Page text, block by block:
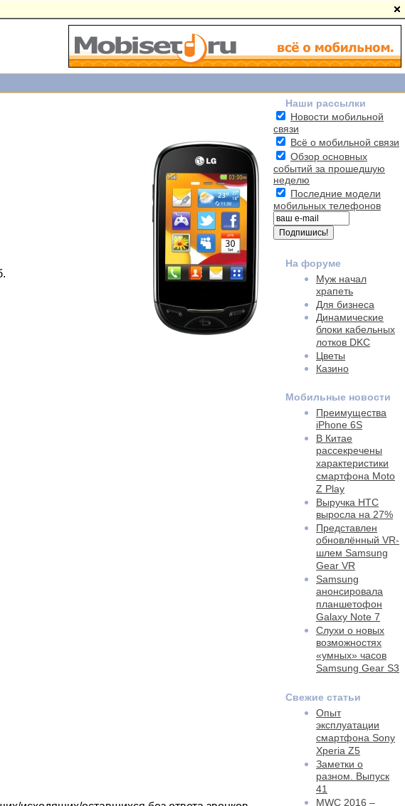
Наши рассылки
Новости мобильной
связи
Всё о мобильной связи
Обзор основных
событий за прошедшую
неделю
Последние модели
мобильных телефонов
На форуме
Муж начал
храпеть
Для бизнеса
Динамические
блоки кабельных
лотков DKC
Цветы
Казино
Мобильные новости
Преимущества
iPhone 6S
В Китае
рассекречены
характеристики
смартфона Moto
Z Play
Выручка HTC
выросла на 27%
Представлен
обновлённый VR-
шлем Samsung
Gear VR
Samsung
анонсировала
планшетофон
Galaxy Note 7
Слухи о новых
возможностях
«умных» часов
Samsung Gear S3
Свежие статьи
Опыт
эксплуатации
смартфона Sony
Xperia Z5
Заметки о
разном. Выпуск
41
MWC 2016 –